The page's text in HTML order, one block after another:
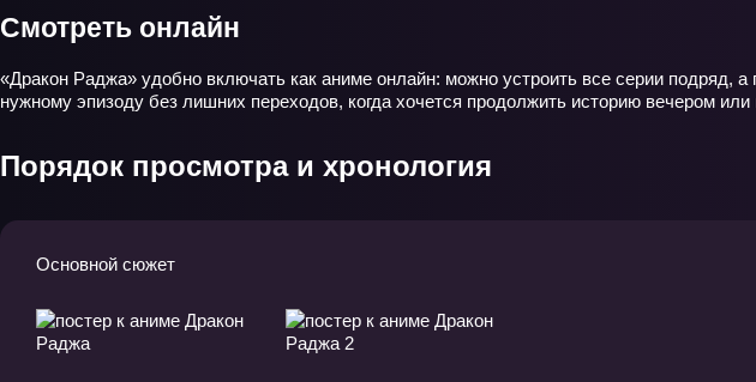
Смотреть онлайн
«Дракон Раджа» удобно включать как аниме онлайн: можно устроить все серии подряд,
нужному эпизоду без лишних переходов, когда хочется продолжить историю вечером или
Порядок просмотра и хронология
Основной сюжет